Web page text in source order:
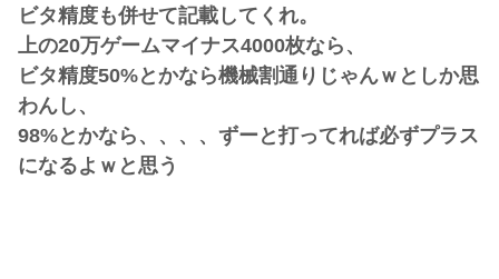
ビタ精度も併せて記載してくれ。
上の20万ゲームマイナス4000枚なら、
ビタ精度50%とかなら機械割通りじゃんｗとしか思
わんし、
98%とかなら、、、、ずーと打ってれば必ずプラス
になるよｗと思う